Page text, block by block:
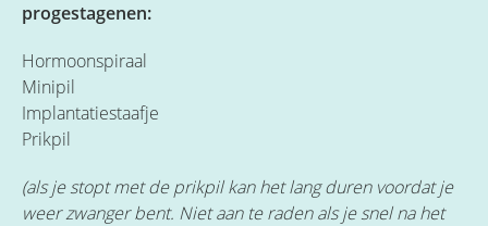
progestagenen:
Hormoonspiraal
Minipil
Implantatiestaafje
Prikpil
(als je stopt met de prikpil kan het lang duren voordat je
weer zwanger bent. Niet aan te raden als je snel na het